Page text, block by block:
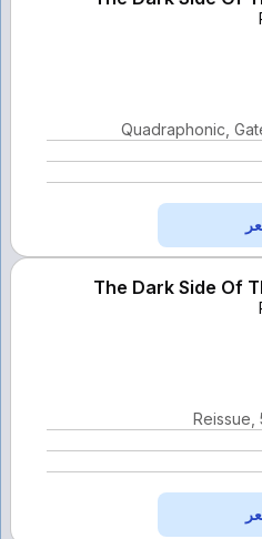
Quadraphonic,
The Dark Side Of
Reissue,